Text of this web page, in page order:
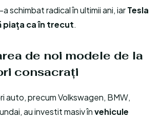
schimbat radical în ultimii ani, iarTesla
piața ca în trecut.
de noi modele de la
consacrați
auto, precum Volkswagen, BMW,
au investit masiv învehicule